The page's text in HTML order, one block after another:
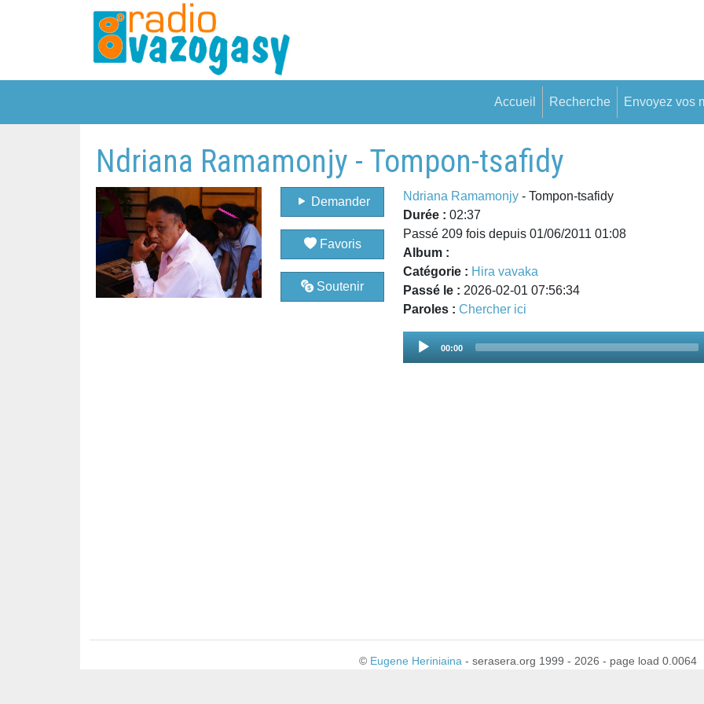
Accueil Recherche Envoyez vos
Ndriana Ramamonjy - Tompon-tsafidy
Demander
Favoris
Soutenir
Ndriana Ramamonjy - Tompon-tsafidy
Durée :02:37
Passé 209 fois depuis 01/06/2011 01:08
Album :
Catégorie : Hira vavaka
Passé le : 2026-02-01 07:56:34
Paroles :Chercher ici
Audio
00:00
© Eugene Heriniaina - serasera.org 1999 - 2026 - page load 0.0064